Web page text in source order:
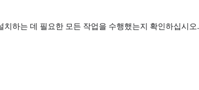
하는 데 필요한 모든 작업을 수행했는지 확인하십시오.